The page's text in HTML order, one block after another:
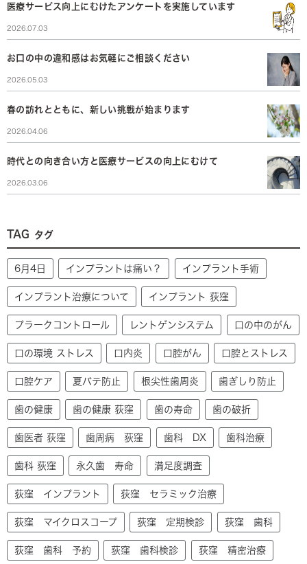
医療サービス向上にむけたアンケートを実施しています
2026.07.03
お口の中の違和感はお気軽にご相談ください
2026.05.03
春の訪れとともに、新しい挑戦が始まります
2026.04.06
時代との向き合い方と医療サービスの向上にむけて
2026.03.06
TAG タグ
6月4日 インプラントは痛い？ インプラント手術
インプラント治療について インプラント 荻窪
プラークコントロール レントゲンシステム 口の中のがん
口の環境 ストレス 口内炎 口腔がん 口腔とストレス
口腔ケア 夏バテ防止 根尖性歯周炎 歯ぎしり防止
歯の健康 歯の健康 荻窪 歯の寿命 歯の破折
歯医者 荻窪 歯周病 荻窪 歯科 DX 歯科治療
歯科 荻窪 永久歯 寿命 満足度調査
荻窪 インプラント 荻窪 セラミック治療
荻窪 マイクロスコープ 荻窪 定期検診 荻窪 歯科
荻窪 歯科 予約 荻窪 歯科検診 荻窪 精密治療